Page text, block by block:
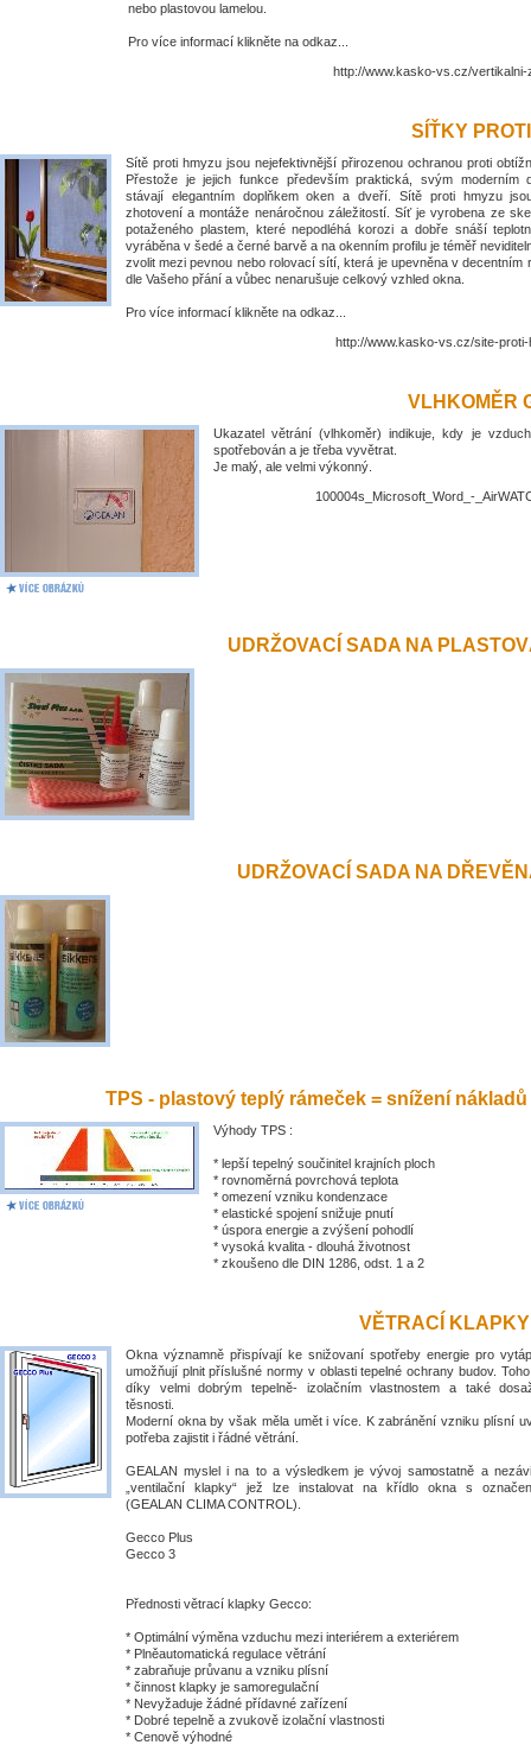
nebo plastovou lamelou.
Pro více informací klikněte na odkaz...
http://www.kasko-vs.cz/vertikalni-
SÍŤKY
Sítě proti hmyzu jsou nejefektivnější přirozenou ochranou proti
Přestože je jejich funkce především praktická, svým moderním
stávají elegantním doplňkem oken a dveří. Sítě proti hmyzu
zhotovení a montáže nenáročnou záležitostí. Síť je vyrobena ze
potaženého plastem, které nepodléhá korozi a dobře snáší
vyráběna v šedé a černé barvě a na okenním profilu je téměř
zvolit mezi pevnou nebo rolovací sítí, která je upevněna v decentním
dle Vašeho přání a vůbec nenarušuje celkový vzhled okna.
Pro více informací klikněte na odkaz...
http://www.kasko-vs.cz/site-
VLHKOMĚR
Ukazatel větrání (vlhkoměr) indikuje, kdy je
spotřebován a je třeba vyvětrat.
Je malý, ale velmi výkonný.
100004s_Microsoft_Word_-
UDRŽOVACÍ SADA NA
UDRŽOVACÍ SADA NA
TPS - plastový teplý rámeček = snížení
Výhody TPS :
* lepší tepelný součinitel krajních ploch
* rovnoměrná povrchová teplota
* omezení vzniku kondenzace
* elastické spojení snižuje pnutí
* úspora energie a zvýšení pohodlí
* vysoká kvalita - dlouhá životnost
* zkoušeno dle DIN 1286, odst. 1 a 2
VĚTRACÍ
Okna významně přispívají ke snižovaní spotřeby energie pro
umožňují plnit příslušné normy v oblasti tepelné ochrany budov.
díky velmi dobrým tepelně- izolačním vlastnostem a také
těsnosti.
Moderní okna by však měla umět i více. K zabránění vzniku plísní
potřeba zajistit i řádné větrání.
GEALAN myslel i na to a výsledkem je vývoj samostatně a
„ventilační klapky“ jež lze instalovat na křídlo okna s
(GEALAN CLIMA CONTROL).
Gecco Plus
Gecco 3
Přednosti větrací klapky Gecco:
* Optimální výměna vzduchu mezi interiérem a exteriérem
* Plněautomatická regulace větrání
* zabraňuje průvanu a vzniku plísní
* činnost klapky je samoregulační
* Nevyžaduje žádné přídavné zařízení
* Dobré tepelně a zvukově izolační vlastnosti
* Cenově výhodné